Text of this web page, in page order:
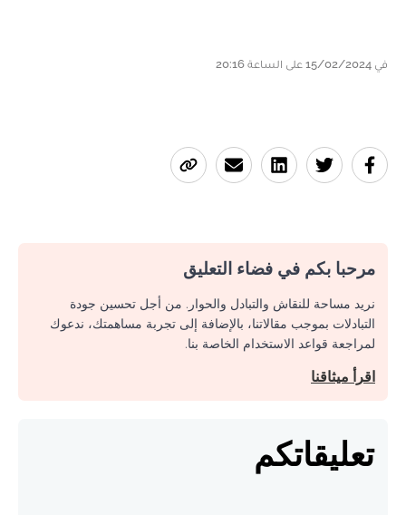
في 15/02/2024 على الساعة 20:16
مرحبا بكم في فضاء التعليق
نريد مساحة للنقاش والتبادل والحوار. من أجل تحسين جودة
التبادلات بموجب مقالاتنا، بالإضافة إلى تجربة مساهمتك، ندعوك
لمراجعة قواعد الاستخدام الخاصة بنا.
اقرأ ميثاقنا
تعليقاتكم